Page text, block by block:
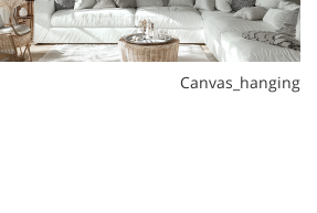
Canvas_hanging